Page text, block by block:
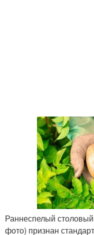
Раннеспелый
фото) признан